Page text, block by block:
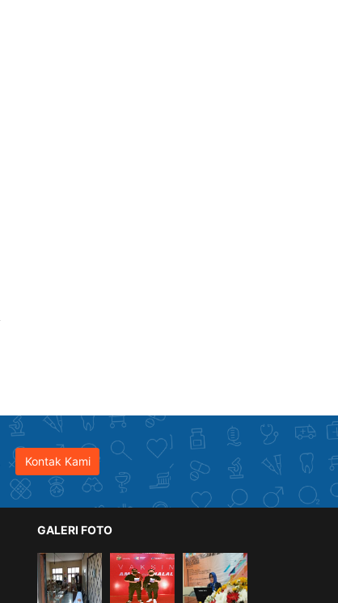
Kontak Kami
GALERI FOTO